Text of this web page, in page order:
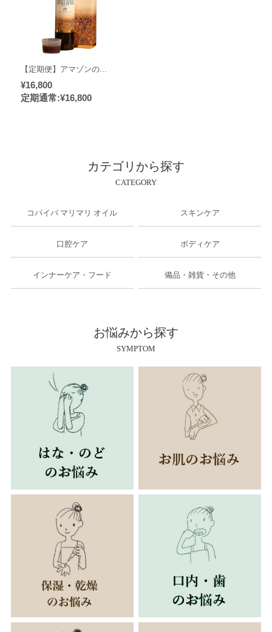
【定期便】アマゾンの...
¥16,800
定期通常:¥16,800
カテゴリから探す
CATEGORY
コパイバ マリマリ オイル スキンケア
口腔ケア ボディケア
インナーケア・フード 備品・雑貨・その他
お悩みから探す
SYMPTOM